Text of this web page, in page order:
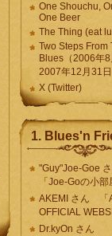
One Shouchu,
One Beer
The Thing (eat
Two Steps From
Blues（2006年
2007年12月31日
X (Twitter)
1. Blues'n
"Guy"Joe-Goe
「Joe-Goの小部
AKEMI さん 「
OFFICIAL
Dr.kyOn さん